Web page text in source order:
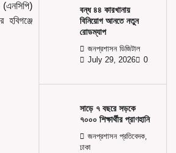
হবিগঞ্জে
বন্ধ ৪৪ কারখানায়
বিনিয়োগ আনতে নতুন
রোডম্যাপ
জনপ্রশাসন ডিজিটাল
July 29, 2026
0
সাড়ে ৭ বছরে সড়কে
৭০০০ শিক্ষার্থীর প্রাণহানি
জনপ্রশাসন প্রতিবেদক,
ঢাকা